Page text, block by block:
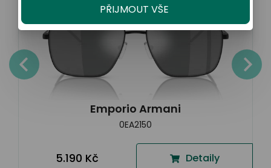
Emporio Armani
0EA2150
5.190 Kč Detaily
PŘIJMOUT VŠE